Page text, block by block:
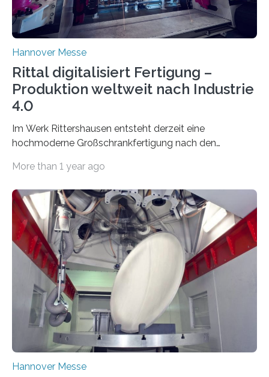
Hannover Messe
Rittal digitalisiert Fertigung –
Produktion weltweit nach Industrie
4.0
Im Werk Rittershausen entsteht derzeit eine
hochmoderne Großschrankfertigung nach den
installiert Rittal…
More than 1 year ago
Hannover Messe